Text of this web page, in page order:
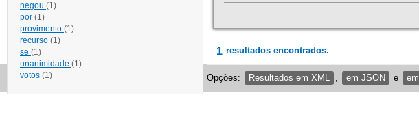
negou (1)
por (1)
provimento (1)
recurso (1)
se (1)
unanimidade (1)
votos (1)
1 resultados encontrados.
Opções: Resultados em XML em JSON e